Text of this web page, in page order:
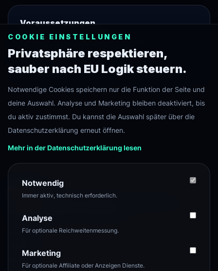
Voraussetzungen
•Raspberry Pi 4 oder neuer empfohlen
•microSD oder SSD
•Netzwerkzugriff
RootLevel
Tutorials
COOKIE EINSTELLUNGEN
Privatsphäre respektieren,
sauber nach EU Logik steuern.
Notwendige Cookies speichern nur die Funktion der Seite und
deine Auswahl. Analyse und Marketing bleiben deaktiviert, bis
du aktiv zustimmst. Du kannst die Auswahl später über die
Datenschutzerklärung erneut öffnen.
Mehr in der Datenschutzerklärung lesen
Notwendig
Immer aktiv, technisch erforderlich.
Analyse
Für optionale Reichweitenmessung.
Marketing
Für optionale Affiliate oder Anzeigen Dienste.